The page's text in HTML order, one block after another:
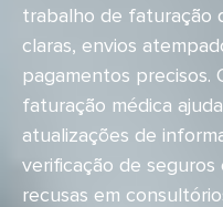
trabalho de faturação
claras, envios
pagamentos precisos.
faturação médica
atualizações de
verificação de
recusas em